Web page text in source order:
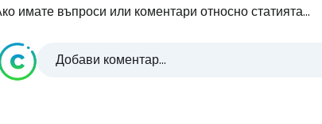
имате въпроси или коментари относно статията...
Добави коментар...